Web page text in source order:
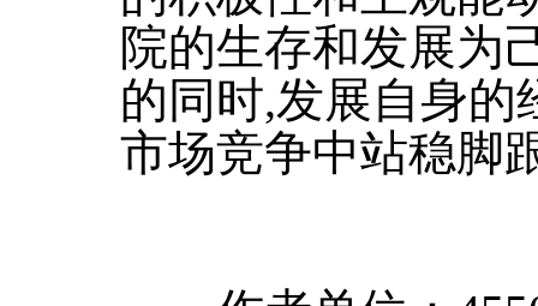
院的生存和发展为
的同时,发展自身的
市场竞争中站稳脚